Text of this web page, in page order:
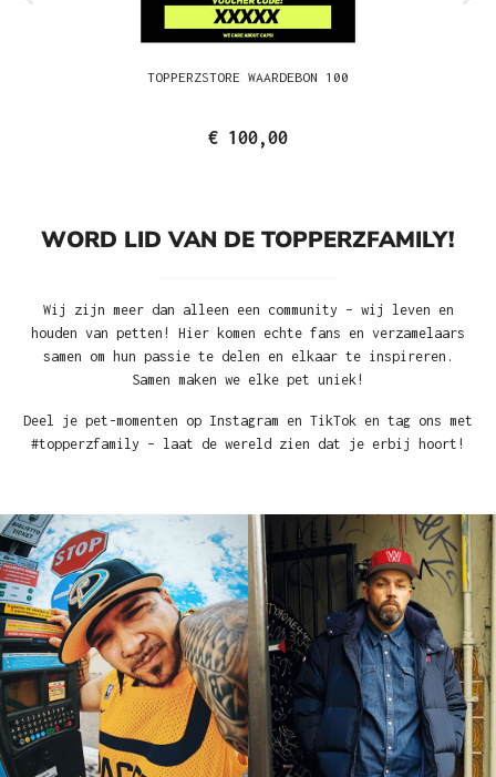
TOPPERZSTORE WAARDEBON 100
€ 100,00
WORD LID VAN DE TOPPERZFAMILY!
Wij zijn meer dan alleen een community – wij leven en
houden van petten! Hier komen echte fans en verzamelaars
samen om hun passie te delen en elkaar te inspireren.
Samen maken we elke pet uniek!
Deel je pet-momenten op Instagram en TikTok en tag ons met
#topperzfamily – laat de wereld zien dat je erbij hoort!